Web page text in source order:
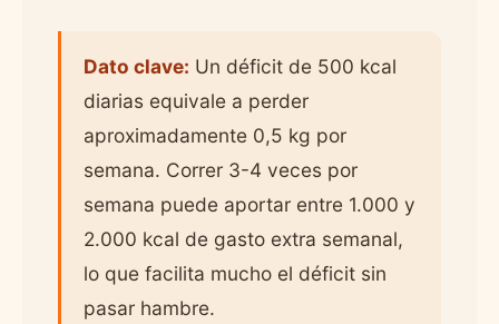
Dato clave: Un déficit de 500 kcal
diarias equivale a perder
aproximadamente 0,5 kg por
semana. Correr 3-4 veces por
semana puede aportar entre 1.000 y
2.000 kcal de gasto extra semanal,
lo que facilita mucho el déficit sin
pasar hambre.